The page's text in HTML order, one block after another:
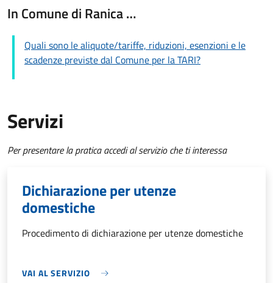
In Comune di Ranica …
Quali sono le aliquote/tariffe, riduzioni, esenzioni e le
scadenze previste dal Comune per la TARI?
Servizi
Per presentare la pratica accedi al servizio che ti interessa
Dichiarazione per utenze
domestiche
Procedimento di dichiarazione per utenze domestiche
VAI AL SERVIZIO